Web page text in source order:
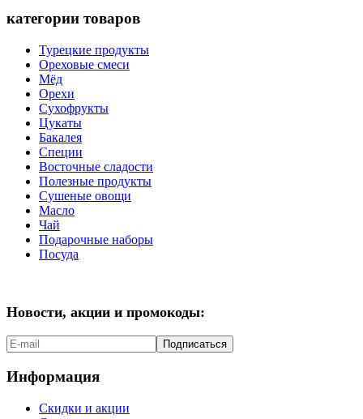
категории товаров
Турецкие продукты
Ореховые смеси
Мёд
Орехи
Сухофрукты
Цукаты
Бакалея
Специи
Восточные сладости
Полезные продукты
Сушеные овощи
Масло
Чай
Подарочные наборы
Посуда
Новости, акции и промокоды:
Подписаться
Информация
Скидки и акции